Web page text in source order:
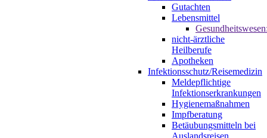
Gutachten
Lebensmittel
nicht-ärztliche
Heilberufe
Apotheken
Infektionsschutz/Reisemedizin
Meldepflichtige
Infektionserkrankungen
Hygienemaßnahmen
Impfberatung
Betäubungsmitteln bei
Auslandsreisen